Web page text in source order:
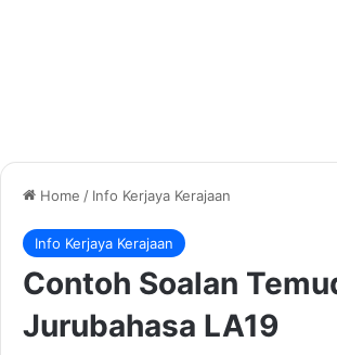
Home / Info Kerjaya Kerajaan
Info Kerjaya Kerajaan
Contoh Soalan
Jurubahasa LA19